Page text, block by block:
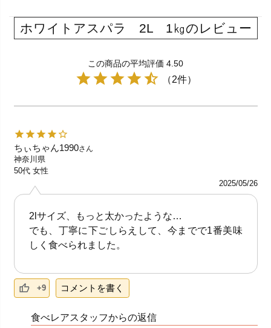
ホワイトアスパラ 2L 1㎏のレビュー
この商品の平均評価 4.50
（2件）
ちぃちゃん1990さん
神奈川県
50代 女性
2025/05/26
2lサイズ、もっと太かったような…
でも、丁寧に下ごしらえして、今までで1番美味
しく食べられました。
+9 コメントを書く
食べレアスタッフからの返信